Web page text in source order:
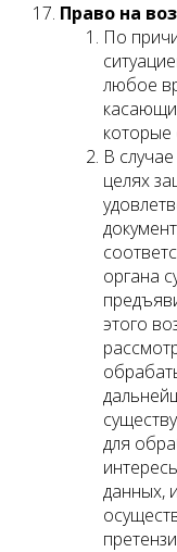
Право на
По
любое
В
целях
органа
этого
для
данных,